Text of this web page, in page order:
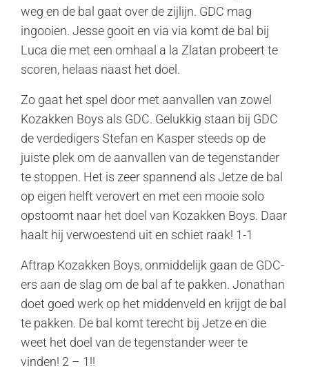
weg en de bal gaat over de zijlijn. GDC mag
ingooien. Jesse gooit en via via komt de bal bij
Luca die met een omhaal a la Zlatan probeert te
scoren, helaas naast het doel.
Zo gaat het spel door met aanvallen van zowel
Kozakken Boys als GDC. Gelukkig staan bij GDC
de verdedigers Stefan en Kasper steeds op de
juiste plek om de aanvallen van de tegenstander
te stoppen. Het is zeer spannend als Jetze de bal
op eigen helft verovert en met een mooie solo
opstoomt naar het doel van Kozakken Boys. Daar
haalt hij verwoestend uit en schiet raak! 1-1
Aftrap Kozakken Boys, onmiddelijk gaan de GDC-
ers aan de slag om de bal af te pakken. Jonathan
doet goed werk op het middenveld en krijgt de bal
te pakken. De bal komt terecht bij Jetze en die
weet het doel van de tegenstander weer te
vinden! 2 – 1!!